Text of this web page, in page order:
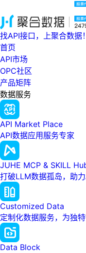
找API接口，上聚合数据！
首页
API市场
OPC社区
产品矩阵
数据服务
API Market Place
API数据应用服务专家
JUHE MCP & SKILL
打破LLM数据孤岛，助力
Customized Data
定制化数据服务，为独
Data Block